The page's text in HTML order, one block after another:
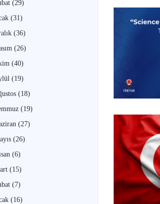
(29)
(31)
(36)
(26)
(40)
(19)
(18)
(19)
(27)
(26)
(6)
(15)
(7)
(16)